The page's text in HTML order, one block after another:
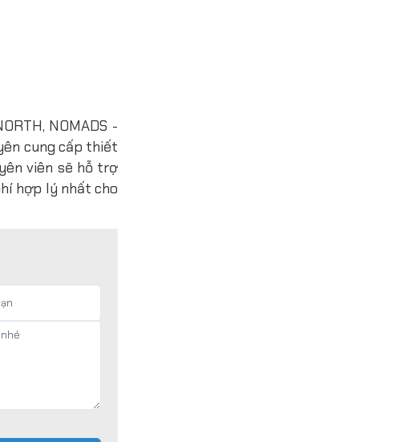
NOMADS -
cung cấp thiết
viên sẽ hỗ trợ
hợp lý nhất cho